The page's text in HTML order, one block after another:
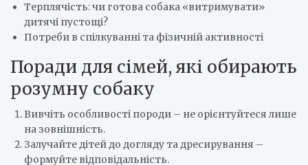
Терплячість: чи готова собака «витримувати»
дитячі пустощі?
Потреби в спілкуванні та фізичній активності
Поради для сімей, які обирають
розумну собаку
Вивчіть особливості породи – не орієнтуйтеся лише
на зовнішність.
Залучайте дітей до догляду та дресирування –
формуйте відповідальність.